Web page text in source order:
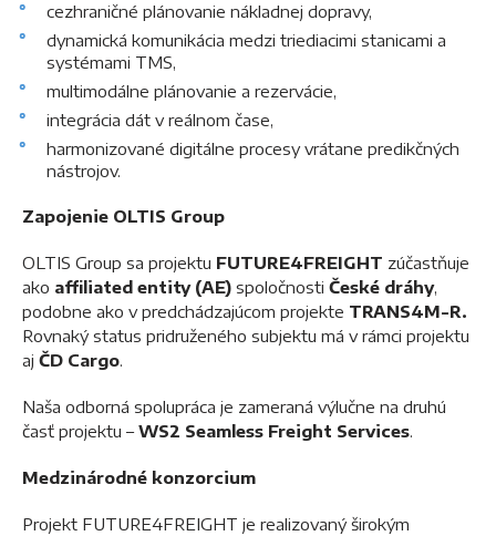
cezhraničné plánovanie nákladnej dopravy,
dynamická komunikácia medzi triediacimi stanicami a
systémami TMS,
multimodálne plánovanie a rezervácie,
integrácia dát v reálnom čase,
harmonizované digitálne procesy vrátane predikčných
nástrojov.
Zapojenie OLTIS Group
OLTIS Group sa projektu FUTURE4FREIGHT zúčastňuje
ako affiliated entity (AE) spoločnosti České dráhy,
podobne ako v predchádzajúcom projekte TRANS4M-R.
Rovnaký status pridruženého subjektu má v rámci projektu
aj ČD Cargo.
Naša odborná spolupráca je zameraná výlučne na druhú
časť projektu –WS2 Seamless Freight Services.
Medzinárodné konzorcium
Projekt FUTURE4FREIGHT je realizovaný širokým